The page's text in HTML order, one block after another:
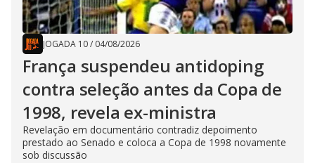
JOGADA 10/ 04/08/2026
França suspendeu antidoping
contra seleção antes da Copa de
1998, revela ex-ministra
Revelação em documentário contradiz depoimento
prestado ao Senado e coloca a Copa de 1998 novamente
sob discussão